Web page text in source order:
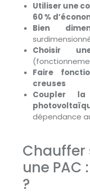
Utiliser une
60 %
Bien
Choisir
Faire
creuses
Coupler
dépendance
Chauffer
une
?